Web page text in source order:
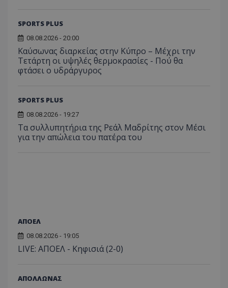
SPORTS PLUS
08.08.2026 - 20:00
Καύσωνας διαρκείας στην Κύπρο – Μέχρι την
Τετάρτη οι υψηλές θερμοκρασίες - Πού θα
φτάσει ο υδράργυρος
SPORTS PLUS
08.08.2026 - 19:27
Τα συλλυπητήρια της Ρεάλ Μαδρίτης στον Μέσι
για την απώλεια του πατέρα του
ΑΠΟΕΛ
08.08.2026 - 19:05
LIVE: ΑΠΟΕΛ - Κηφισιά (2-0)
ΑΠΟΛΛΩΝΑΣ